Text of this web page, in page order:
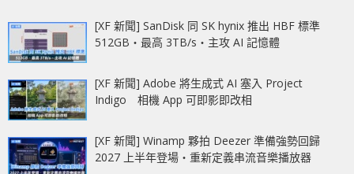
[XF 新聞] SanDisk 同 SK hynix 推出 HBF 標準
512GB‧最高 3TB/s‧主攻 AI 記憶體
[XF 新聞] Adobe 將生成式 AI 塞入 Project
Indigo 相機 App 可即影即改相
[XF 新聞] Winamp 夥拍 Deezer 準備強勢回歸
2027 上半年登場‧重新定義串流音樂播放器